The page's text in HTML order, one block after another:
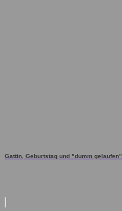
Gattin, Geburtstag und "dumm gelaufen"